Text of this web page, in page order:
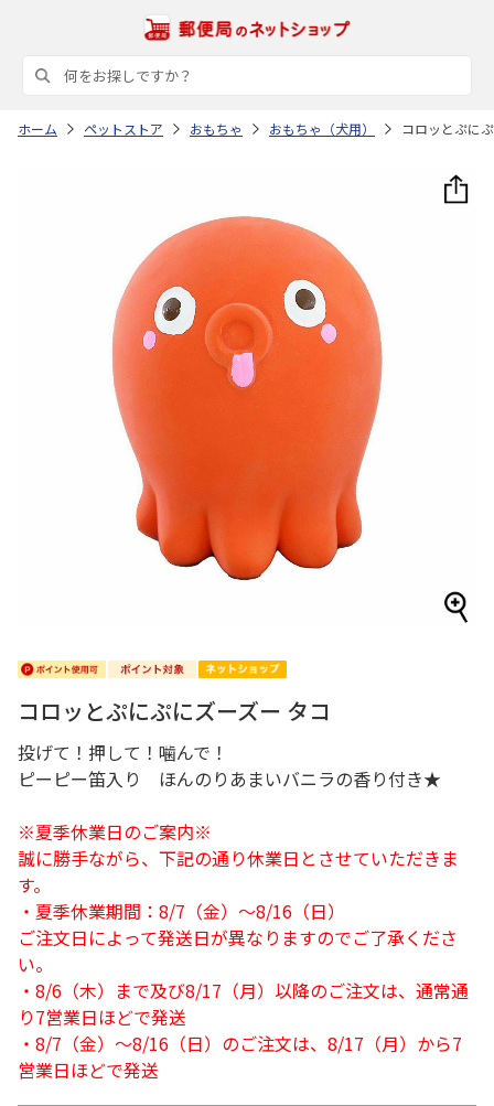
ホーム ペットストア おもちゃ おもちゃ（犬用） コロッとぷに
コロッとぷにぷにズーズー タコ
投げて！押して！噛んで！
ピーピー笛入り ほんのりあまいバニラの香り付き★
※夏季休業日のご案内※
誠に勝手ながら、下記の通り休業日とさせていただきま
す。
・夏季休業期間：8/7（金）～8/16（日）
ご注文日によって発送日が異なりますのでご了承くださ
い。
・8/6（木）まで及び8/17（月）以降のご注文は、通常通
り7営業日ほどで発送
・8/7（金）～8/16（日）のご注文は、8/17（月）から7
営業日ほどで発送